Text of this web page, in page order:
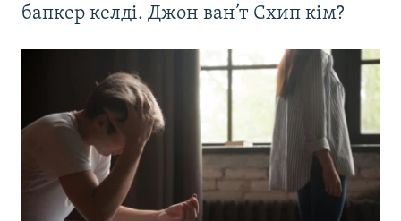
бапкер келді. Джон ван’т Схип кім?